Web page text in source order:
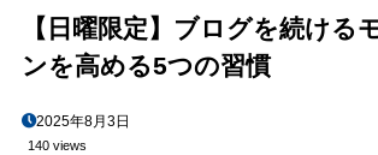
【日曜限定】ブログを続ける
ンを高める5つの習慣
2025年8月3日
140 views